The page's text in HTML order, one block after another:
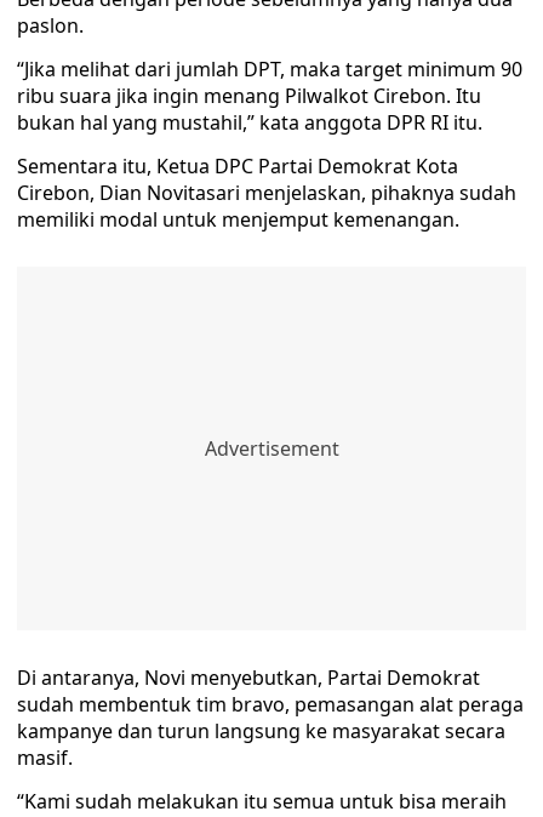
paslon.
“Jika melihat dari jumlah DPT, maka target minimum 90
ribu suara jika ingin menang Pilwalkot Cirebon. Itu
bukan hal yang mustahil,” kata anggota DPR RI itu.
Sementara itu, Ketua DPC Partai Demokrat Kota
Cirebon, Dian Novitasari menjelaskan, pihaknya sudah
memiliki modal untuk menjemput kemenangan.
Di antaranya, Novi menyebutkan, Partai Demokrat
sudah membentuk tim bravo, pemasangan alat peraga
kampanye dan turun langsung ke masyarakat secara
masif.
“Kami sudah melakukan itu semua untuk bisa meraih